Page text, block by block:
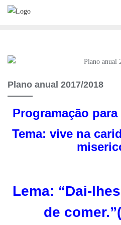
Skip
Plano anual 2017/2018
Programação para
Tema: vive na
Lema: “Dai-
de